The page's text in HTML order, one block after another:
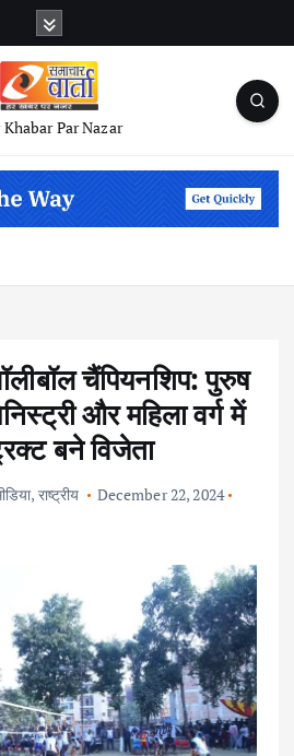
Khabar Par Nazar
चैंपियनशिप: पुरुष
और महिला वर्ग में
बने विजेता
, राष्ट्रीय
December 22, 2024